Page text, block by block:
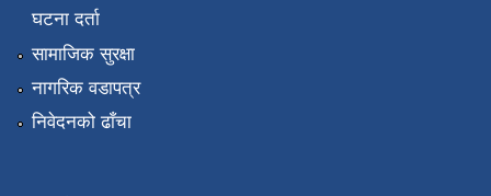
घटना दर्ता
सामाजिक सुरक्षा
नागरिक वडापत्र
निवेदनको ढाँचा